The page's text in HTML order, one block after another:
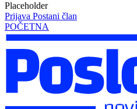
Placeholder
Prijava Postani član
POČETNA